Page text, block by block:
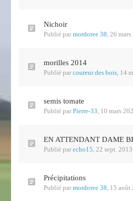
Nichoir
Publié par mordoree 38, 26
morilles 2014
Publié par coureur des bois, 14
semis tomate
Publié par Pierre-33, 10 mars
EN ATTENDANT DAME
Publié par echo15, 22 sept.
Précipitations
Publié par mordoree 38, 15 août